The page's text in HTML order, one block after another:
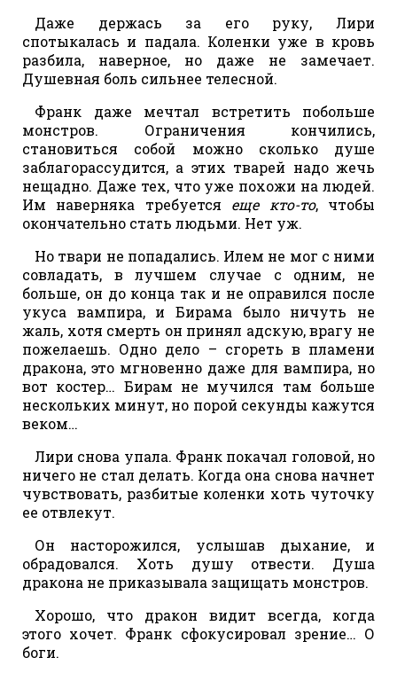
Даже держась за его руку, Лири
спотыкалась и падала. Коленки уже в кровь
разбила, наверное, но даже не замечает.
Душевная боль сильнее телесной.
Франк даже мечтал встретить побольше
монстров. Ограничения кончились,
становиться собой можно сколько душе
заблагорассудится, а этих тварей надо жечь
нещадно. Даже тех, что уже похожи на людей.
Им наверняка требуется еще кто-то, чтобы
окончательно стать людьми. Нет уж.
Но твари не попадались. Илем не мог с ними
совладать, в лучшем случае с одним, не
больше, он до конца так и не оправился после
укуса вампира, и Бирама было ничуть не
жаль, хотя смерть он принял адскую, врагу не
пожелаешь. Одно дело – сгореть в пламени
дракона, это мгновенно даже для вампира, но
вот костер… Бирам не мучился там больше
нескольких минут, но порой секунды кажутся
веком…
Лири снова упала. Франк покачал головой, но
ничего не стал делать. Когда она снова начнет
чувствовать, разбитые коленки хоть чуточку
ее отвлекут.
Он насторожился, услышав дыхание, и
обрадовался. Хоть душу отвести. Душа
дракона не приказывала защищать монстров.
Хорошо, что дракон видит всегда, когда
этого хочет. Франк сфокусировал зрение… О
боги.